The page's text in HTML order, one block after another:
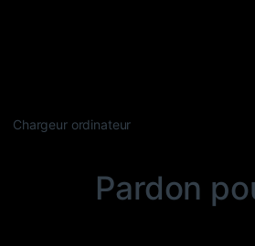
Chargeur ordinateur
Pardon